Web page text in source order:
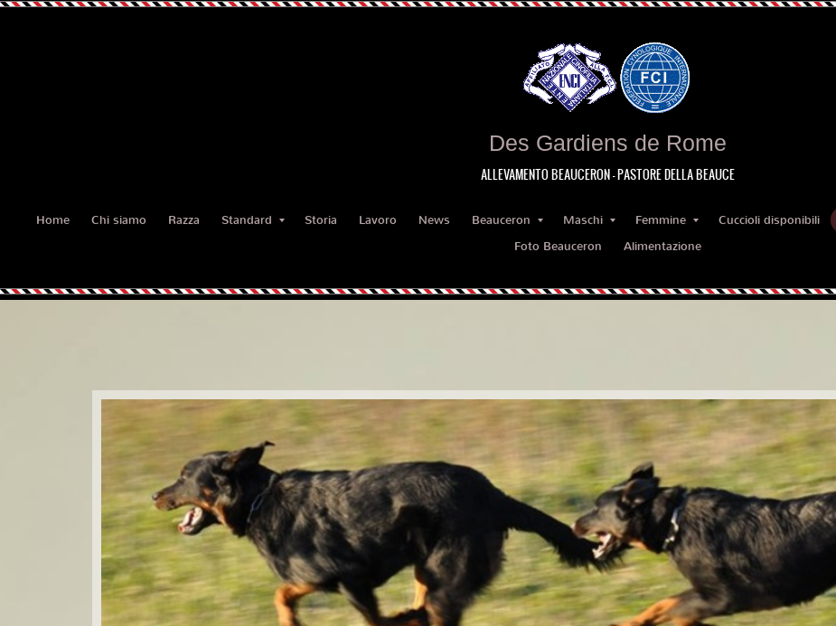
Des Gardiens de Rome
ALLEVAMENTO BEAUCERON - PASTORE DELLA BEAUCE
Home Chi siamo Razza Standard Storia Lavoro News Beauceron Maschi Femmine Cuccioli disponibili
Foto Beauceron
Alimentazione